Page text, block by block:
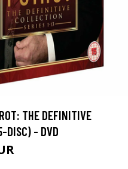
THE DEFINITIVE
DISC) - DVD